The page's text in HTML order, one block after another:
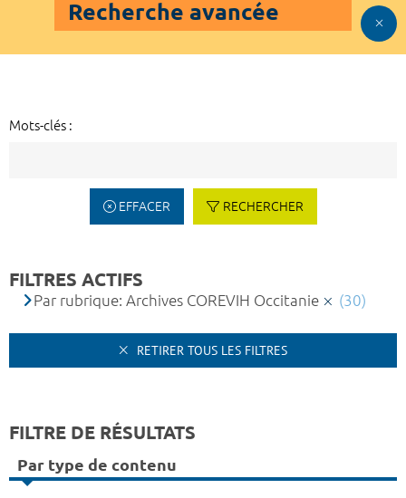
Recherche avancée
Mots-clés :
EFFACER RECHERCHER
FILTRES ACTIFS
Par rubrique: Archives COREVIH Occitanie (30)
RETIRER TOUS LES FILTRES
FILTRE DE RÉSULTATS
Par type de contenu